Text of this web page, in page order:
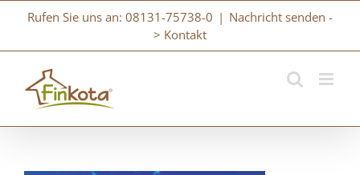
springen
Rufen Sie uns an: 08131-75738-0 | Nachricht senden -
> Kontakt